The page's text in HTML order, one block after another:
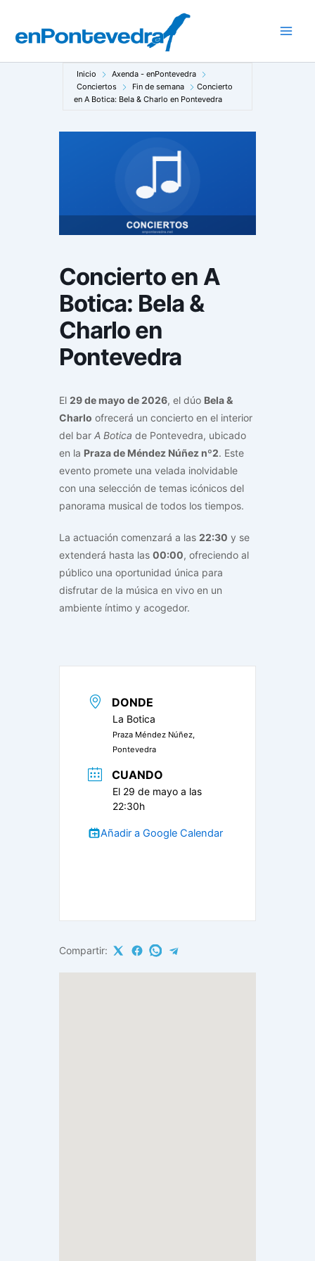
contenido
Inicio
Axenda - enPontevedra
Conciertos
Fin de semana
Concierto
en A Botica: Bela & Charlo en Pontevedra
Concierto en A
Botica: Bela &
Charlo en
Pontevedra
El 29 de mayo de 2026, el dúo Bela &
Charlo ofrecerá un concierto en el interior
del bar A Botica de Pontevedra, ubicado
en la Praza de Méndez Núñez nº2. Este
evento promete una velada inolvidable
con una selección de temas icónicos del
panorama musical de todos los tiempos.
La actuación comenzará a las 22:30 y se
extenderá hasta las 00:00, ofreciendo al
público una oportunidad única para
disfrutar de la música en vivo en un
ambiente íntimo y acogedor.
DONDE
La Botica
Praza Méndez Núñez,
Pontevedra
CUANDO
El 29 de mayo a las
22:30h
Añadir a Google Calendar
Compartir: